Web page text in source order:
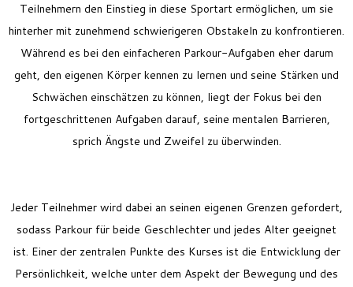
Teilnehmern den Einstieg in diese Sportart ermöglichen, um sie
hinterher mit zunehmend schwierigeren Obstakeln zu konfrontieren.
Während es bei den einfacheren Parkour-Aufgaben eher darum
geht, den eigenen Körper kennen zu lernen und seine Stärken und
Schwächen einschätzen zu können, liegt der Fokus bei den
fortgeschrittenen Aufgaben darauf, seine mentalen Barrieren,
sprich Ängste und Zweifel zu überwinden.
Jeder Teilnehmer wird dabei an seinen eigenen Grenzen gefordert,
sodass Parkour für beide Geschlechter und jedes Alter geeignet
ist. Einer der zentralen Punkte des Kurses ist die Entwicklung der
Persönlichkeit, welche unter dem Aspekt der Bewegung und des